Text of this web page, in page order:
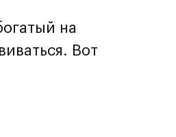
на
Вот